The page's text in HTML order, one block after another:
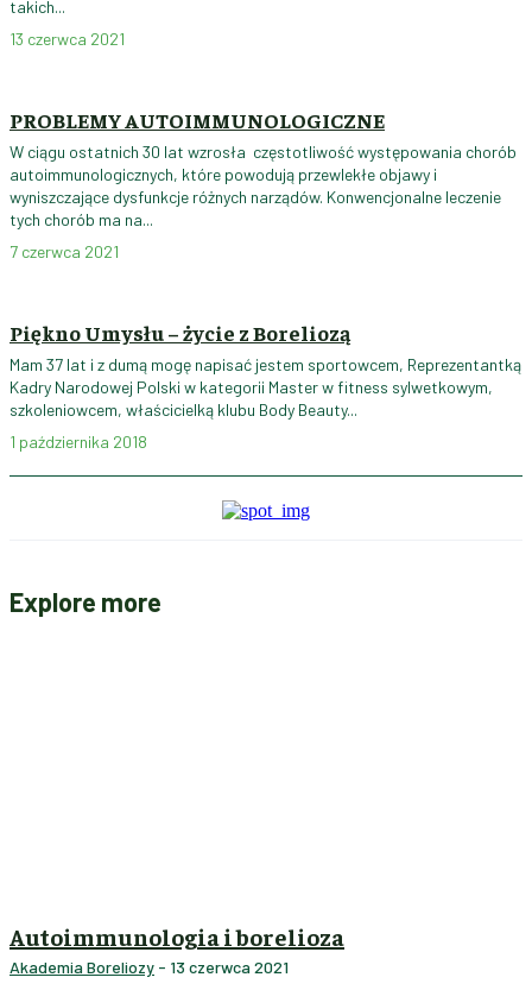
takich...
13 czerwca 2021
PROBLEMY AUTOIMMUNOLOGICZNE
W ciągu ostatnich 30 lat wzrosła częstotliwość występowania chorób
autoimmunologicznych, które powodują przewlekłe objawy i
wyniszczające dysfunkcje różnych narządów. Konwencjonalne leczenie
tych chorób ma na...
7 czerwca 2021
Piękno Umysłu – życie z Boreliozą
Mam 37 lat i z dumą mogę napisać jestem sportowcem, Reprezentantką
Kadry Narodowej Polski w kategorii Master w fitness sylwetkowym,
szkoleniowcem, właścicielką klubu Body Beauty...
1 października 2018
Explore more
Autoimmunologia i borelioza
Akademia Boreliozy - 13 czerwca 2021